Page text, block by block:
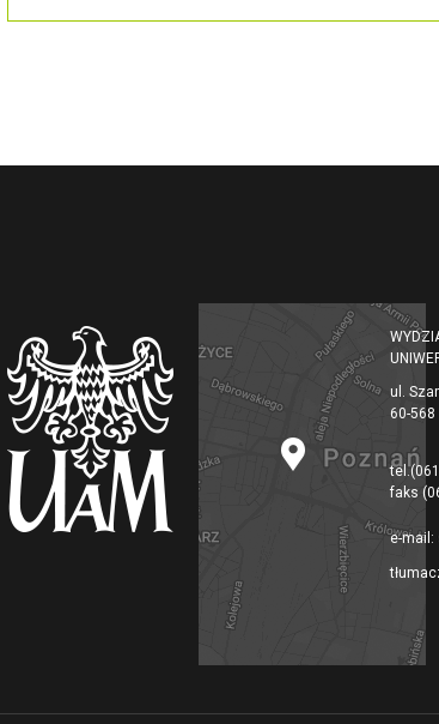
ul.
60-568
tel.
faks
e-mail: